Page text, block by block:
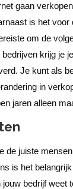
gaan
is het voor
om de
krijg je
Je kunt als
in
jaren alleen
de juiste
is het
bedrijf weet